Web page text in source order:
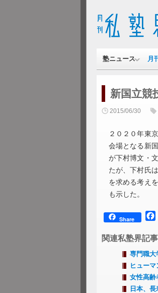
塾ニュース 月
新国立競
2015/06/30
２０２０年東
会場となる新
が下村博文・
たが、下村氏
を求める考え
も示した。
Share
関連私塾界記
専門職
ヒュー
女性高
日本、